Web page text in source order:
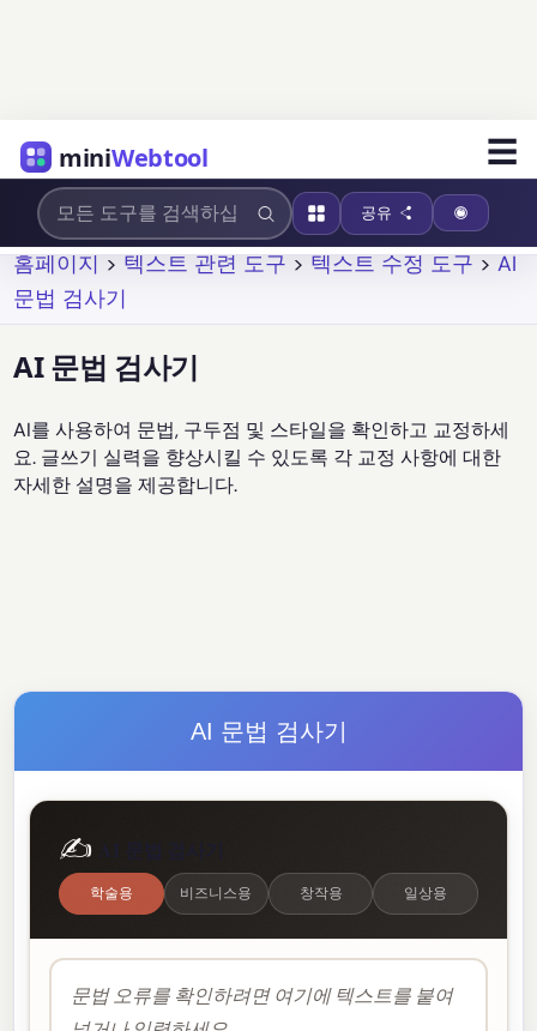
miniWebtool ☰
공유
홈페이지 > 텍스트 관련 도구 > 텍스트 수정 도구 >AI
문법 검사기
AI 문법 검사기
AI를 사용하여 문법, 구두점 및 스타일을 확인하고 교정하세
요. 글쓰기 실력을 향상시킬 수 있도록 각 교정 사항에 대한
자세한 설명을 제공합니다.
AI 문법 검사기
✍️ AI 문법 검사기
학술용 비즈니스용 창작용 일상용